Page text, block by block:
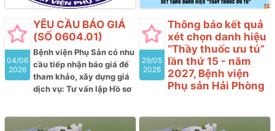
viện Phụ sản Hải Phòng
năm 2026 (lần 9)
04/06
2026
YÊU CẦU BÁO GIÁ
(SỐ 0604.01)
Bệnh viện Phụ Sản có nhu
cầu tiếp nhận báo giá để
tham khảo, xây dựng giá
dịch vụ: Tư vấn lập Hồ sơ
định kết quả lựa chọn nhà
29/05
2026
Thông báo kết quả
xét chọn danh hiệu
“Thầy thuốc ưu tú”
lần thứ 15 - năm
2027, Bệnh viện
Phụ sản Hải Phòng
thuốc ưu tú” lần thứ 15,